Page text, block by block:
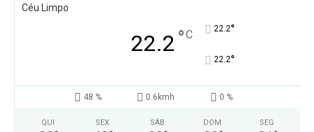
Céu Limpo
22.2 °C 22.2°
22.2°
48 % 0.6kmh 0 %
QUI SEX SÁB DOM SEG